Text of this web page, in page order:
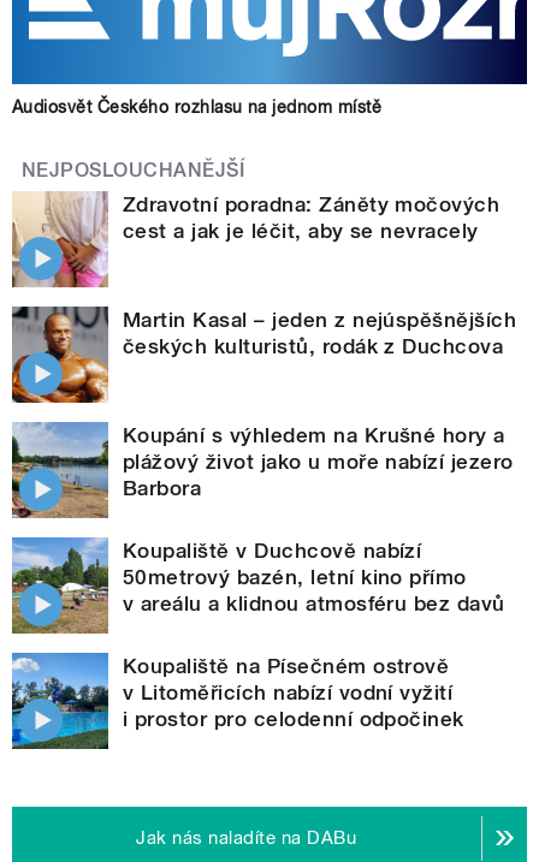
Audiosvět Českého rozhlasu na jednom místě
NEJPOSLOUCHANĚJŠÍ
Zdravotní poradna: Záněty močových
cest a jak je léčit, aby se nevracely
Martin Kasal – jeden z nejúspěšnějších
českých kulturistů, rodák z Duchcova
Koupání s výhledem na Krušné hory a
plážový život jako u moře nabízí jezero
Barbora
Koupaliště v Duchcově nabízí
50metrový bazén, letní kino přímo
v areálu a klidnou atmosféru bez davů
Koupaliště na Písečném ostrově
v Litoměřicích nabízí vodní vyžití
i prostor pro celodenní odpočinek
Jak nás naladíte na DABu